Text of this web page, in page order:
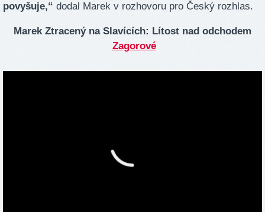
povyšuje,“ dodal Marek v rozhovoru pro Český rozhlas.
Marek Ztracený na Slavících: Lítost nad odchodem
Zagorové